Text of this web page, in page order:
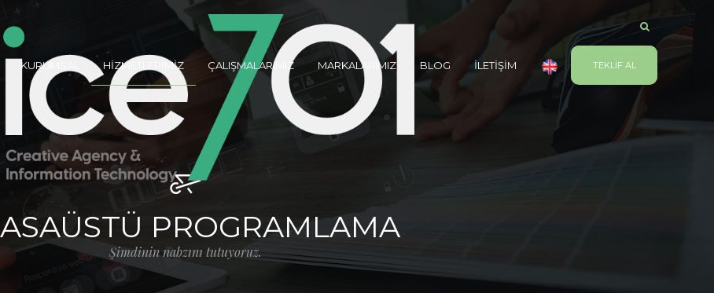
KURUMSAL HİZMETLERİMİZ ÇALIŞMALARIMIZ MARKALARIMIZ BLOG İLETİŞİM TEKLİF AL
PROGRAMLAMA
Şimdinin nabzını tutuyoruz.